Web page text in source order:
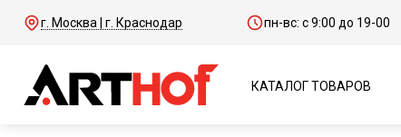
г. Москва | г. Краснодар пн-вс: с 9:00 до 19-00
КАТАЛОГ ТОВАРОВ